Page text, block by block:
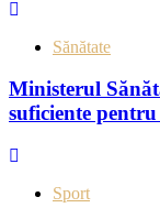
Sănătate
Ministerul
suficiente
Sport